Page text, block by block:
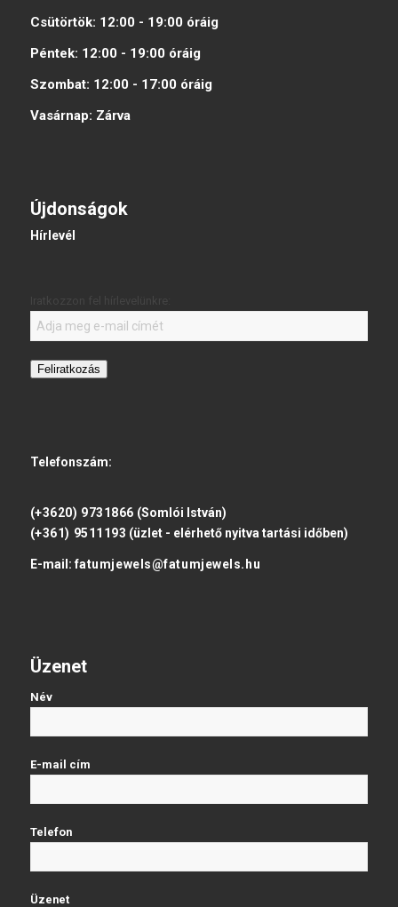
Csütörtök: 12:00 - 19:00 óráig
Péntek: 12:00 - 19:00 óráig
Szombat: 12:00 - 17:00 óráig
Vasárnap: Zárva
Újdonságok
Hírlevél
Feliratkozás
Telefonszám:
(+3620) 9731866 (Somlói István)
(+361) 9511193 (üzlet - elérhető nyitva tartási időben)
E-mail: fatumjewels@fatumjewels.hu
Üzenet
Név
E-mail cím
Telefon
Üzenet